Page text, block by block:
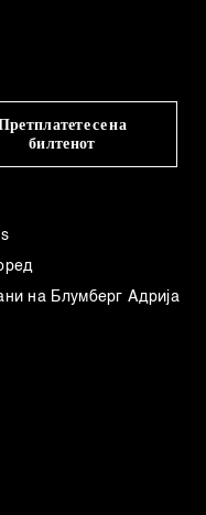
се на
билтенот
на Блумберг Адрија